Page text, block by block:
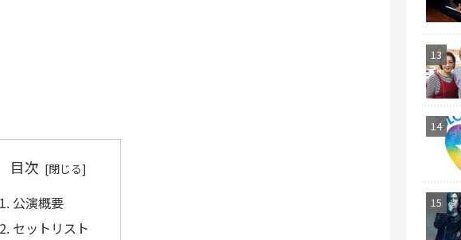
目次
公演概要
セットリスト